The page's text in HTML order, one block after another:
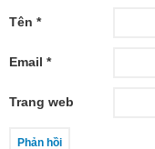
Tên *
Email *
Trang web